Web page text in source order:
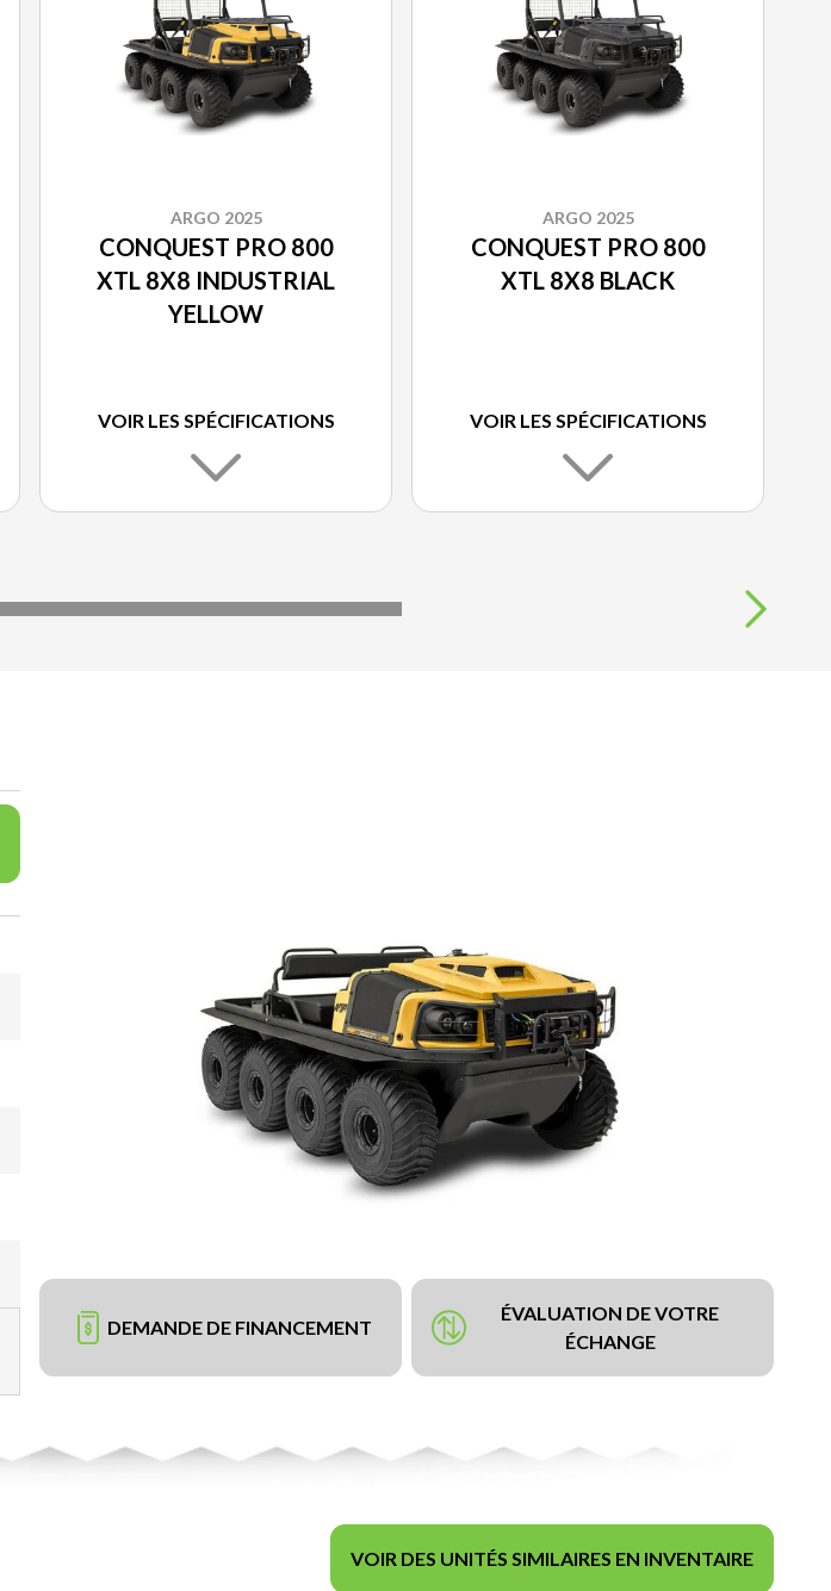
ARGO 2025
CONQUEST PRO 800
XTL 8X8 INDUSTRIAL
YELLOW
VOIR LES SPÉCIFICATIONS
ARGO 2025
CONQUEST PRO 800
XTL 8X8 BLACK
VOIR LES SPÉCIFICATIONS
DEMANDE DE FINANCEMENT
ÉVALUATION DE VOTRE
ÉCHANGE
VOIR DES UNITÉS SIMILAIRES EN INVENTAIRE